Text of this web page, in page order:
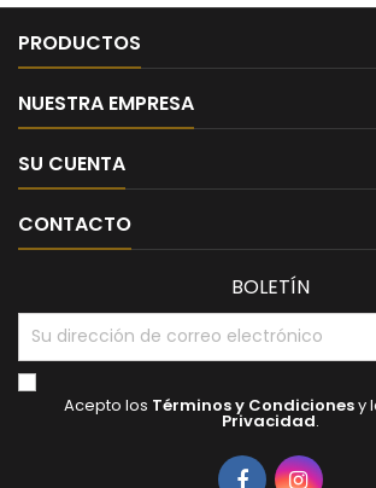
PRODUCTOS
NUESTRA EMPRESA
SU CUENTA
CONTACTO
BOLETÍN
Acepto los Términos y Condicionesy
Privacidad.
Facebook